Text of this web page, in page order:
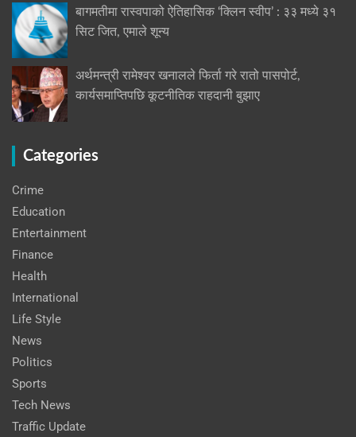
बागमतीमा रास्वपाको ऐतिहासिक ‘क्लिन स्वीप’ : ३३ मध्ये ३१
सिट जित, एमाले शून्य
अर्थमन्त्री रामेश्वर खनालले फिर्ता गरे रातो पासपोर्ट,
कार्यसमाप्तिपछि कूटनीतिक राहदानी बुझाए
Categories
Crime
Education
Entertainment
Finance
Health
International
Life Style
News
Politics
Sports
Tech News
Traffic Update